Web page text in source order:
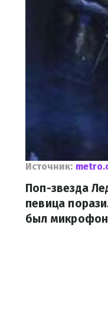
Источник:
Поп-звезда
певица
был